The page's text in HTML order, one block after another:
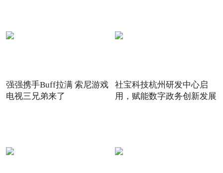
强强携手Buff拉满 索尼游戏
电视三兄弟来了
社宝科技杭州研发中心启
用，赋能数字政务创新发展